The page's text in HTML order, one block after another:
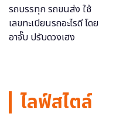
ไลฟ์สไตล์